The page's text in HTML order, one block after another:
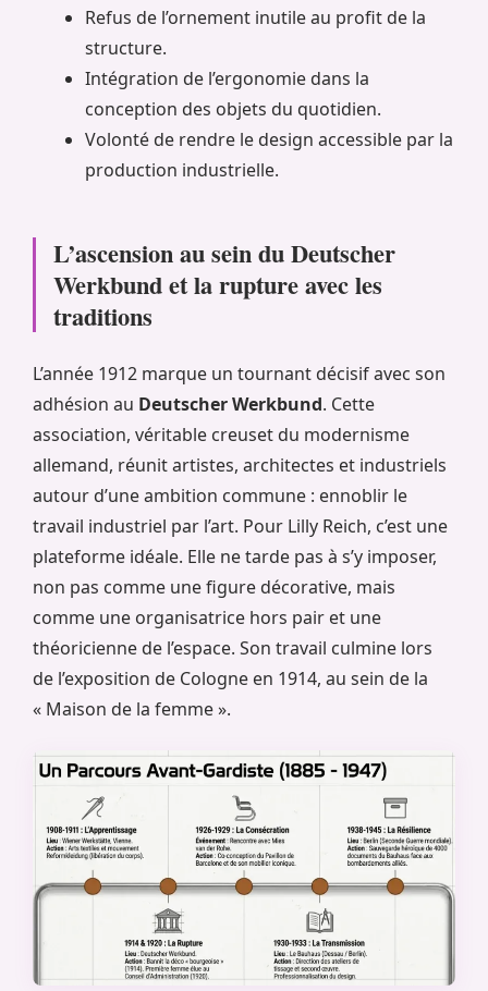
Refus de l’ornement inutile au profit de la
structure.
Intégration de l’ergonomie dans la
conception des objets du quotidien.
Volonté de rendre le design accessible par la
production industrielle.
L’ascension au sein du Deutscher
Werkbund et la rupture avec les
traditions
L’année 1912 marque un tournant décisif avec son
adhésion au Deutscher Werkbund. Cette
association, véritable creuset du modernisme
allemand, réunit artistes, architectes et industriels
autour d’une ambition commune : ennoblir le
travail industriel par l’art. Pour Lilly Reich, c’est une
plateforme idéale. Elle ne tarde pas à s’y imposer,
non pas comme une figure décorative, mais
comme une organisatrice hors pair et une
théoricienne de l’espace. Son travail culmine lors
de l’exposition de Cologne en 1914, au sein de la
« Maison de la femme ».